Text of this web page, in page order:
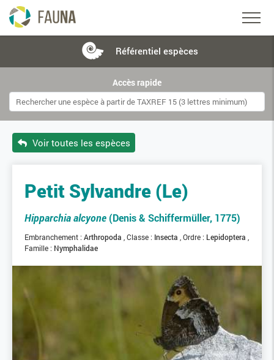
Référentiel espèces
Accès rapide
Voir toutes les espèces
Petit Sylvandre (Le)
Hipparchia alcyone (Denis & Schiffermüller, 1775)
Embranchement : Arthropoda Classe : Insecta Ordre : Lepidoptera
Famille : Nymphalidae